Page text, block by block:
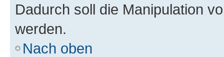
Dadurch soll die Manipulation
werden.
Nach oben